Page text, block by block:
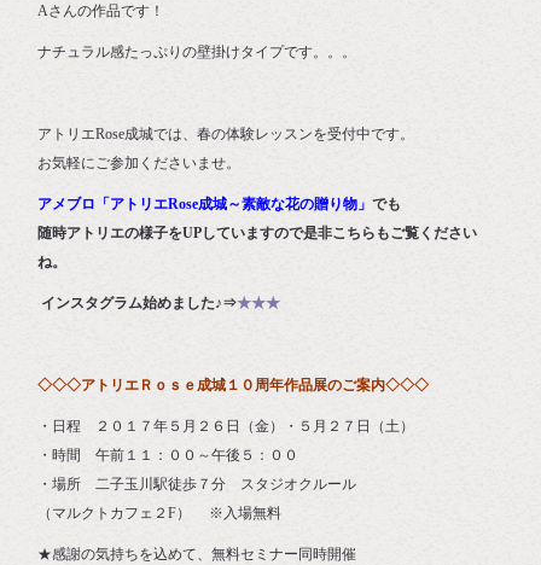
Aさんの作品です！
ナチュラル感たっぷりの壁掛けタイプです。。。
アトリエRose成城では、春の体験レッスンを受付中です。
お気軽にご参加くださいませ。
アメブロ「アトリエRose成城～素敵な花の贈り物」でも
随時アトリエの様子をUPしていますので是非こちらもご覧ください
ね。
インスタグラム始めました♪⇒★★★
◇◇◇アトリエＲｏｓｅ成城１０周年作品展のご案内◇◇◇
・日程 ２０１７年５月２６日（金）・５月２７日（土）
・時間 午前１１：００～午後５：００
・場所 二子玉川駅徒歩７分 スタジオクルール
（マルクトカフェ２F） ※入場無料
★感謝の気持ちを込めて、無料セミナー同時開催